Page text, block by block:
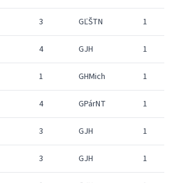
3 GĽŠTN 1
4 GJH 1
1 GHMich 1
4 GPárNT 1
3 GJH 1
3 GJH 1